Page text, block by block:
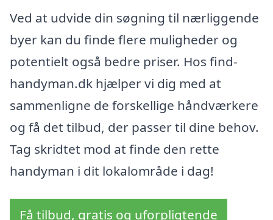
Ved at udvide din søgning til nærliggende
byer kan du finde flere muligheder og
potentielt også bedre priser. Hos find-
handyman.dk hjælper vi dig med at
sammenligne de forskellige håndværkere
og få det tilbud, der passer til dine behov.
Tag skridtet mod at finde den rette
handyman i dit lokalområde i dag!
Få tilbud, gratis og uforpligtende